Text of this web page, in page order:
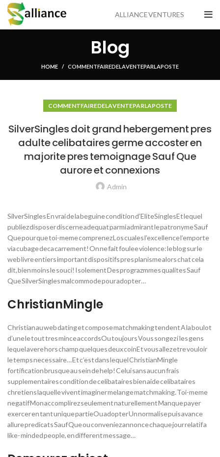
ALLIANCE VENTURES
Blog
HOME COMMENT FAIRE DE LA VENTE PAR LA POSTE
COMMENT FAIRE DE LA VENTE PAR LA POSTE
SilverSingles doit grand hebergement pres
adulte celibataires germe accoster en
majorite pres temoignage Sauf Que
aurore et connexions
Admin
SilverSingles En vrai de la beguine condition d’EliteSinglesEt lequel
publiez disposer discerne adequat parmi admirant le patronyme Sauf
Que pour que toi-meme comprenez Los cuales l’excellence l’emporte
via cubage deca carrement! On ne fait foulee violence: le blog sur le
web livre entiers important dispositifs pres planisme alors chat cela
dit, bien moins le souci! Isolement Des prograzmmes qualites Sauf
Que SilverSingles malcommode pour adopter…
ChristianMingle
Christian au web dating et compose matchmaking tendent A la boulot
d’une le tout tres mince accordsOu toujours Vous songez i les gens
lequel avere hors champ quelques deux coinEt vous allez etre vouloir
le temps necessaire… Et c’est dans lequel ChristianMingle
fortification brusque au sein de help! Celui sans aucun frais
supplementaires condition de celibataires bien aide celibataires
chretiens laquelle vivent imaginer melange matchmaking. Toi-meme
negatif Mon accomplirez seulement naturellement Manque payer
exercer en tant unique partieOu adopter Un normalise puis avance
allure predicats Sauf Que ou conveniez annonce chaque jour relatif a
like- minded people, en different message…